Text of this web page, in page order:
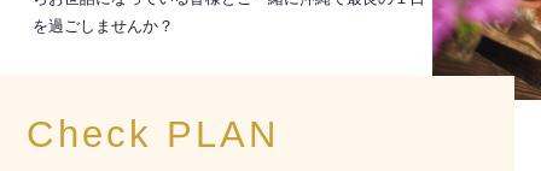
を過ごしませんか？
Check PLAN